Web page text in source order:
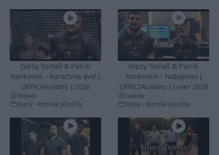
Gipsy Tomaš & Patrik
Rankovce – Karačona avel (
OFFICIALvideo ) 2026
0views
Gipsy - Romské písničky
Gipsy Tomaš & Patrik
Rankovce – Nabajines (
OFFICIALvideo ) cover 2026
0views
Gipsy - Romské písničky